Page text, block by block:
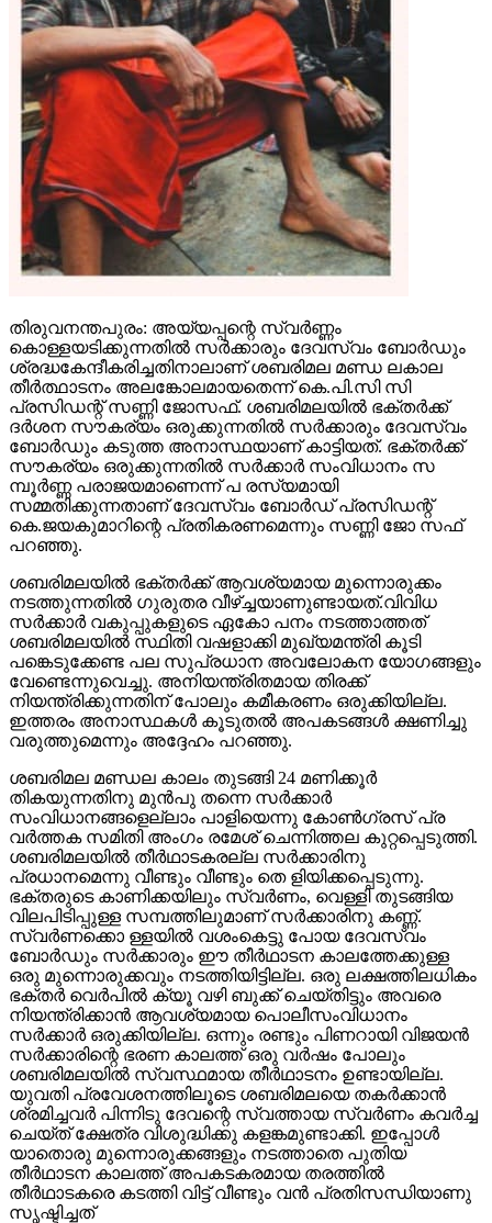
തിരുവനന്തപുരം: അയ്യപ്പന്റെ സ്വര്‍ണ്ണം
കൊള്ളയടിക്കുന്നതില്‍ സര്‍ക്കാരും ദേവസ്വം ബോര്‍ഡും
ശ്രദ്ധകേന്ദീകരിച്ചതിനാലാണ് ശബരിമല മണ്ഡ ലകാല
തീര്‍ത്ഥാടനം അലങ്കോലമായതെന്ന് കെ.പി.സി സി
പ്രസിഡന്റ് സണ്ണി ജോസഫ്. ശബരിമലയില്‍ ഭക്തര്‍ക്ക്
ദര്‍ശന സൗകര്യം ഒരുക്കുന്നതില്‍ സര്‍ക്കാരും ദേവസ്വം
ബോര്‍ഡും കടുത്ത അനാസ്ഥയാണ് കാട്ടിയത്. ഭക്തര്‍ക്ക്
സൗകര്യം ഒരുക്കുന്നതില്‍ സര്‍ക്കാര്‍ സംവിധാനം സ
മ്പൂര്‍ണ്ണ പരാജയമാണെന്ന് പ രസ്യമായി
സമ്മതിക്കുന്നതാണ് ദേവസ്വം ബോര്‍ഡ് പ്രസിഡന്റ്
കെ.ജയകുമാറിന്റെ പ്രതികരണമെന്നും സണ്ണി ജോ സഫ്
പറഞ്ഞു.
ശബരിമലയില്‍ ഭക്തര്‍ക്ക് ആവശ്യമായ മുന്നൊരുക്കം
നടത്തുന്നതില്‍ ഗുരുതര വീഴ്ച്ചയാണുണ്ടായത്.വിവിധ
സര്‍ക്കാര്‍ വകുപ്പുകളുടെ ഏകോ പനം നടത്താത്തത്
ശബരിമലയില്‍ സ്ഥിതി വഷളാക്കി മുഖ്യമന്ത്രി കൂടി
പങ്കെടുക്കേണ്ട പല സുപ്രധാന അവലോകന യോഗങ്ങളും
വേണ്ടെന്നുവെച്ചു. അനിയന്ത്രിതമായ തിരക്ക്
നിയന്ത്രിക്കുന്നതിന് പോലും കമീകരണം ഒരുക്കിയില്ല.
ഇത്തരം അനാസ്ഥകള്‍ കൂടുതല്‍ അപകടങ്ങള്‍ ക്ഷണിച്ചു
വരുത്തുമെന്നും അദ്ദേഹം പറഞ്ഞു.
ശബരിമല മണ്ഡല കാലം തുടങ്ങി 24 മണിക്കൂര്‍
തികയുന്നതിനു മുന്‍പു തന്നെ സര്‍ക്കാര്‍
സംവിധാനങ്ങളെല്ലാം പാളിയെന്നു കോണ്‍ഗ്രസ് പ്ര
വര്‍ത്തക സമിതി അംഗം രമേശ് ചെന്നിത്തല കുറ്റപ്പെടുത്തി.
ശബരിമലയില്‍ തീര്‍ഥാടകരല്ല സര്‍ക്കാരിനു
പ്രധാനമെന്നു വീണ്ടും വീണ്ടും തെ ളിയിക്കപ്പെടുന്നു.
ഭക്തരുടെ കാണിക്കയിലും സ്വര്‍ണം, വെള്ളി തുടങ്ങിയ
വിലപിടിപ്പുള്ള സമ്പത്തിലുമാണ് സര്‍ക്കാരിനു കണ്ണ്.
സ്വര്‍ണക്കൊ ള്ളയില്‍ വശംകെട്ടു പോയ ദേവസ്വം
ബോര്‍ഡും സര്‍ക്കാരും ഈ തീര്‍ഥാടന കാലത്തേക്കുള്ള
ഒരു മുന്നൊരുക്കവും നടത്തിയിട്ടില്ല. ഒരു ലക്ഷത്തിലധികം
ഭക്തര്‍ വെര്‍പില്‍ ക്യൂ വഴി ബുക്ക് ചെയ്തിട്ടും അവരെ
നിയന്ത്രിക്കാന്‍ ആവശ്യമായ പൊലീസംവിധാനം
സര്‍ക്കാര്‍ ഒരുക്കിയില്ല. ഒന്നും രണ്ടും പിണറായി വിജയന്‍
സര്‍ക്കാരിന്റെ ഭരണ കാലത്ത് ഒരു വര്‍ഷം പോലും
ശബരിമലയില്‍ സ്വസ്ഥമായ തീര്‍ഥാടനം ഉണ്ടായില്ല.
യുവതി പ്രവേശനത്തിലൂടെ ശബരിമലയെ തകര്‍ക്കാന്‍
ശ്രമിച്ചവര്‍ പിന്നിടു ദേവന്റെ സ്വത്തായ സ്വര്‍ണം കവര്‍ച്ച
ചെയ്ത് ക്ഷേത്ര വിശുദ്ധിക്കു കളങ്കമുണ്ടാക്കി. ഇപ്പോള്‍
യാതൊരു മുന്നൊരുക്കങ്ങളും നടത്താതെ പുതിയ
തീര്‍ഥാടന കാലത്ത് അപകടകരമായ തരത്തില്‍
തീര്‍ഥാടകരെ കടത്തി വിട്ട് വീണ്ടും വന്‍ പ്രതിസന്ധിയാണു
സൃഷ്ടിച്ചത്